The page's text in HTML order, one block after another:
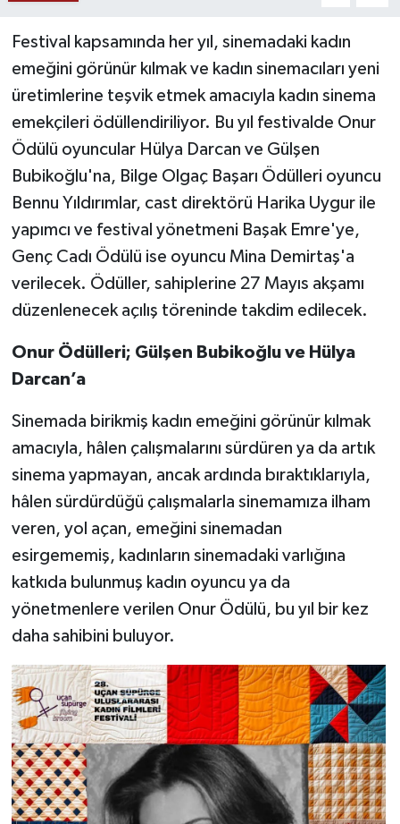
Festival kapsamında her yıl, sinemadaki kadın
emeğini görünür kılmak ve kadın sinemacıları yeni
üretimlerine teşvik etmek amacıyla kadın sinema
emekçileri ödüllendiriliyor. Bu yıl festivalde Onur
Ödülü oyuncular Hülya Darcan ve Gülşen
Bubikoğlu'na, Bilge Olgaç Başarı Ödülleri oyuncu
Bennu Yıldırımlar, cast direktörü Harika Uygur ile
yapımcı ve festival yönetmeni Başak Emre'ye,
Genç Cadı Ödülü ise oyuncu Mina Demirtaş'a
verilecek. Ödüller, sahiplerine 27 Mayıs akşamı
düzenlenecek açılış töreninde takdim edilecek.
Onur Ödülleri; Gülşen Bubikoğlu ve Hülya
Darcan’a
Sinemada birikmiş kadın emeğini görünür kılmak
amacıyla, hâlen çalışmalarını sürdüren ya da artık
sinema yapmayan, ancak ardında bıraktıklarıyla,
hâlen sürdürdüğü çalışmalarla sinemamıza ilham
veren, yol açan, emeğini sinemadan
esirgememiş, kadınların sinemadaki varlığına
katkıda bulunmuş kadın oyuncu ya da
yönetmenlere verilen Onur Ödülü, bu yıl bir kez
daha sahibini buluyor.